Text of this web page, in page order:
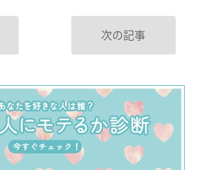
次の記事